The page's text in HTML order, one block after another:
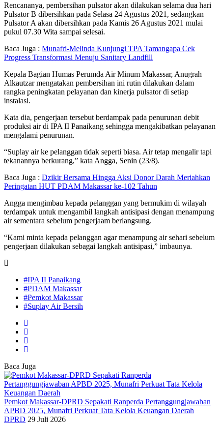
Rencananya, pembersihan pulsator akan dilakukan selama dua hari
Pulsator B dibersihkan pada Selasa 24 Agustus 2021, sedangkan
Pulsator A akan dibersihkan pada Kamis 26 Agustus 2021 mulai
pukul 07.30 Wita sampai selesai.
Baca Juga : Munafri-Melinda Kunjungi TPA Tamangapa Cek
Progress Transformasi Menuju Sanitary Landfill
Kepala Bagian Humas Perumda Air Minum Makassar, Anugrah
Alkautzar mengatakan pembersihan ini rutin dilakukan dalam
rangka peningkatan pelayanan dan kinerja pulsator di setiap
instalasi.
Kata dia, pengerjaan tersebut berdampak pada penurunan debit
produksi air di IPA II Panaikang sehingga mengakibatkan pelayanan
mengalami penurunan.
“Suplay air ke pelanggan tidak seperti biasa. Air tetap mengalir tapi
tekanannya berkurang,” kata Angga, Senin (23/8).
Baca Juga : Dzikir Bersama Hingga Aksi Donor Darah Meriahkan
Peringatan HUT PDAM Makassar ke-102 Tahun
Angga mengimbau kepada pelanggan yang bermukim di wilayah
terdampak untuk mengambil langkah antisipasi dengan menampung
air sementara sebelum pengerjaam berlangsung.
“Kami minta kepada pelanggan agar menampung air sehari sebelum
pengerjaan dilakukan sebagai langkah antisipasi,” imbaunya.
#IPA II Panaikang
#PDAM Makassar
#Pemkot Makassar
#Suplay Air Bersih
Baca Juga
Pemkot Makassar-DPRD Sepakati Ranperda Pertanggungjawaban
APBD 2025, Munafri Perkuat Tata Kelola Keuangan Daerah
DPRD 29 Juli 2026